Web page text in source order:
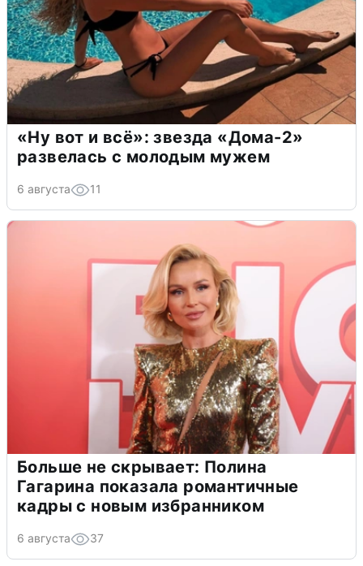
«Ну вот и всё»: звезда «Дома-2»
развелась с молодым мужем
6 августа 11
Больше не скрывает: Полина
Гагарина показала романтичные
кадры с новым избранником
6 августа 37